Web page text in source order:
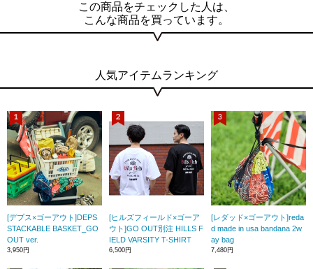
この商品をチェックした人は、
こんな商品を買っています。
人気アイテムランキング
[デプス×ゴーアウト]DEPS
STACKABLE BASKET_GO
OUT ver.
3,950円
[ヒルズフィールド×ゴーア
ウト]GO OUT別注 HILLS F
IELD VARSITY T-SHIRT
6,500円
[レダッド×ゴーアウト]reda
d made in usa bandana 2w
ay bag
7,480円